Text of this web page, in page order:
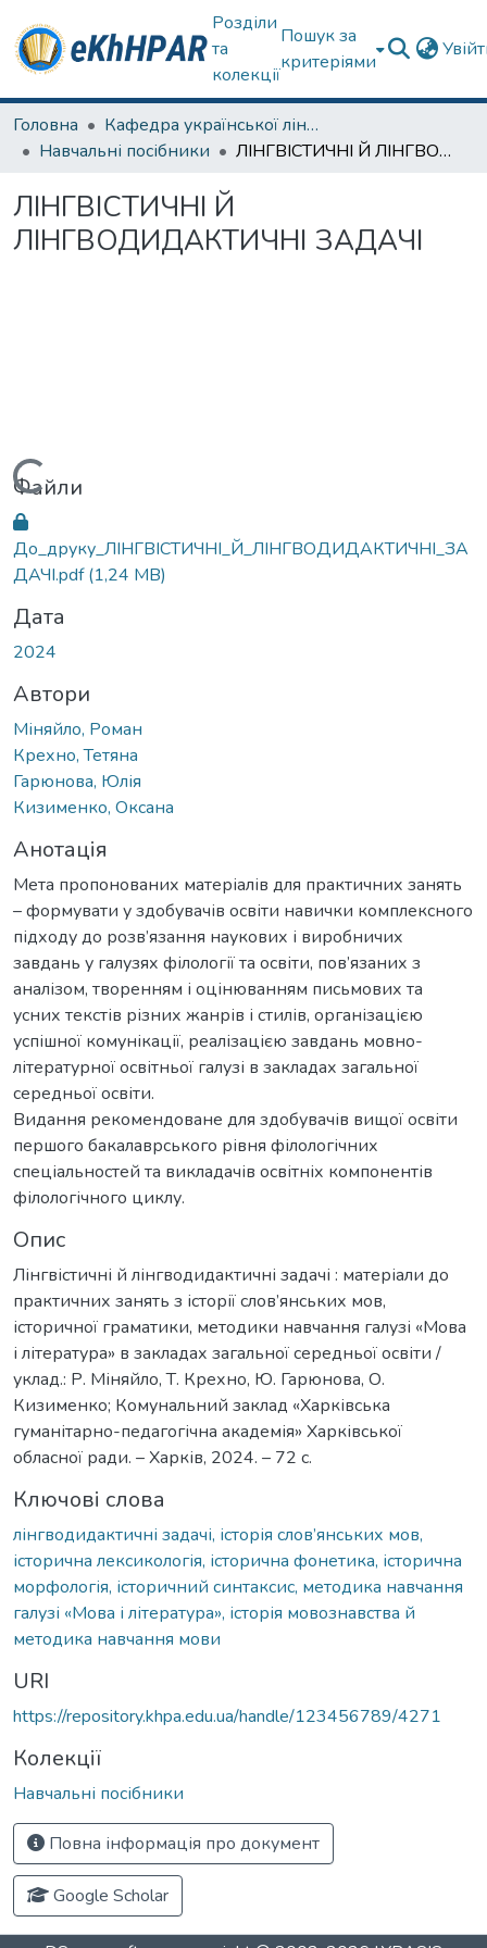
Розділи
та
колекції
Пошук за
критеріями
Головна
Кафедра української лінгвістики, літератури та методики навчання
Навчальні посібники
ЛІНГВІСТИЧНІ Й ЛІНГВОДИДАКТИЧНІ ЗАДАЧІ
ЛІНГВІСТИЧНІ Й
ЛІНГВОДИДАКТИЧНІ ЗАДАЧІ
Вантажиться...
Файли
До_друку_ЛІНГВІСТИЧНІ_Й_ЛІНГВОДИДАКТИЧНІ_ЗА
ДАЧІ.pdf(1,24 MB)
Дата
2024
Автори
Міняйло, Роман
Крехно, Тетяна
Гарюнова, Юлія
Кизименко, Оксана
Анотація
Мета пропонованих матеріалів для практичних занять
– формувати у здобувачів освіти навички комплексного
підходу до розв’язання наукових і виробничих
завдань у галузях філології та освіти, пов’язаних з
аналізом, творенням і оцінюванням письмових та
усних текстів різних жанрів і стилів, організацією
успішної комунікації, реалізацією завдань мовно-
літературної освітньої галузі в закладах загальної
середньої освіти.
Видання рекомендоване для здобувачів вищої освіти
першого бакалаврського рівня філологічних
спеціальностей та викладачів освітніх компонентів
філологічного циклу.
Опис
Лінгвістичні й лінгводидактичні задачі : матеріали до
практичних занять з історії слов’янських мов,
історичної граматики, методики навчання галузі «Мова
і література» в закладах загальної середньої освіти /
уклад.: Р. Міняйло, Т. Крехно, Ю. Гарюнова, О.
Кизименко; Комунальний заклад «Харківська
гуманітарно-педагогічна академія» Харківської
обласної ради. – Харків, 2024. – 72 с.
Ключові слова
лінгводидактичні задачі, історія слов’янських мов,
історична лексикологія, історична фонетика, історична
морфологія, історичний синтаксис, методика навчання
галузі «Мова і література», історія мовознавства й
методика навчання мови
URI
https://repository.khpa.edu.ua/handle/123456789/4271
Колекції
Навчальні посібники
Повна інформація про документ
Google Scholar